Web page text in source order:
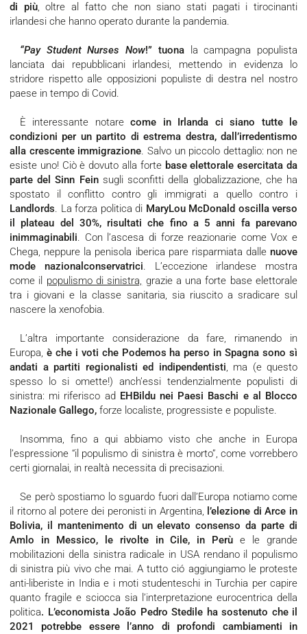
di più, oltre al fatto che non siano stati pagati i tirocinanti
irlandesi che hanno operato durante la pandemia.
“Pay Student Nurses Now!” tuonala campagna populista
lanciata dai repubblicani irlandesi, mettendo in evidenza lo
stridore rispetto alle opposizioni populiste di destra nel nostro
paese in tempo di Covid.
È interessante notarecome in Irlanda ci siano tutte le
condizioni per un partito di estrema destra, dall’irredentismo
alla crescente immigrazione. Salvo un piccolo dettaglio: non ne
esiste uno! Ciò è dovuto alla forte base elettorale esercitata da
parte del Sinn Fein sugli sconfitti della globalizzazione, che ha
spostato il conflitto contro gli immigrati a quello contro i
Landlords. La forza politica di MaryLou McDonald oscilla verso
il plateau del 30%, risultati che fino a 5 anni fa parevano
inimmaginabili. Con l’ascesa di forze reazionarie come Vox e
Chega, neppure la penisola iberica pare risparmiata dalle nuove
mode nazionalconservatrici. L’eccezione irlandese mostra
come il populismo di sinistra, grazie a una forte base elettorale
tra i giovani e la classe sanitaria, sia riuscito a sradicare sul
nascere la xenofobia.
L’altra importante considerazione da fare, rimanendo in
Europa, è che i voti che Podemos ha perso in Spagna sono sì
andati a partiti regionalisti ed indipendentisti, ma (e questo
spesso lo si omette!) anch’essi tendenzialmente populisti di
sinistra: mi riferisco ad EHBildu nei Paesi Baschi e al Blocco
Nazionale Gallego, forze localiste, progressiste e populiste.
l’espressione “il populismo di sinistra è morto”, come vorrebbero
certi giornalai, in realtà necessita di precisazioni.
Se però spostiamo lo sguardo fuori dall’Europa notiamo come
il ritorno al potere dei peronisti in Argentina, l’elezione di Arce in
Bolivia, il mantenimento di un elevato consenso da parte di
Amlo in Messico, le rivolte in Cile, in Perù e le grande
mobilitazioni della sinistra radicale in USA rendano il populismo
di sinistra più vivo che mai. A tutto ció aggiungiamo le proteste
anti-liberiste in India e i moti studenteschi in Turchia per capire
quanto fragile e sciocca sia l’interpretazione eurocentrica della
politica. L’economista João Pedro Stedile ha sostenuto che il
2021 potrebbe essere l’anno di profondi cambiamenti in